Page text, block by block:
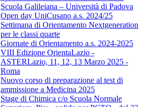
Scuola Galileiana – Università di Padova
Open day UniCusano a.s. 2024/25
Settimana di Orientamento Nextgeneration
per le classi quarte
Giornate di Orientamento a.s. 2024-2025
VIII Edizione OrientaLazio -
ASTERLazio, 11, 12, 13 Marzo 2025 -
Roma
Nuovo corso di preparazione al test di
ammissione a Medicina 2025
Stage di Chimica c/o Scuola Normale